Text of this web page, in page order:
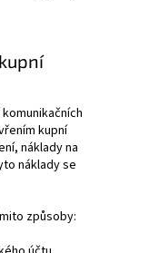
kupní
náklady na
náklady se
způsoby: